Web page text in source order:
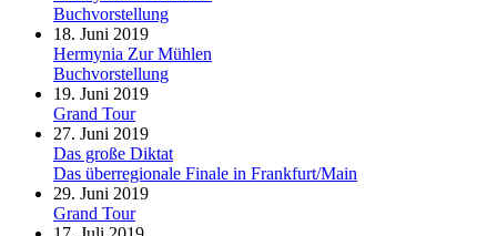
Buchvorstellung
18. Juni 2019
Hermynia Zur Mühlen
Buchvorstellung
19. Juni 2019
Grand Tour
27. Juni 2019
Das große Diktat
Das überregionale Finale in Frankfurt/Main
29. Juni 2019
Grand Tour